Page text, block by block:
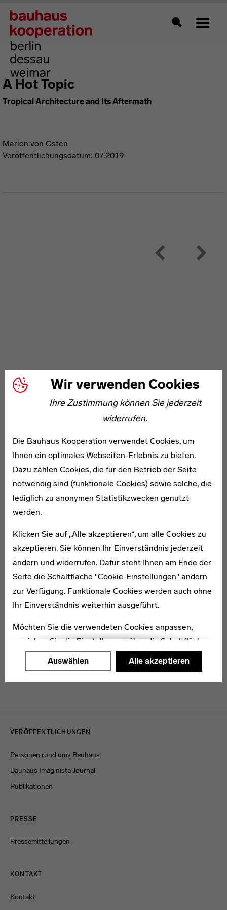
Wir verwenden Cookies
Ihre Zustimmung können Sie jederzeit
widerrufen.
Die Bauhaus Kooperation verwendet Cookies, um
Ihnen ein optimales Webseiten-Erlebnis zu bieten.
Dazu zählen Cookies, die für den Betrieb der Seite
notwendig sind (funktionale Cookies) sowie solche, die
lediglich zu anonymen Statistikzwecken genutzt
werden.
Klicken Sie auf „Alle akzeptieren“, um alle Cookies zu
akzeptieren. Sie können Ihr Einverständnis jederzeit
ändern und widerrufen. Dafür steht Ihnen am Ende der
Seite die Schaltfläche "Cookie-Einstellungen" ändern
zur Verfügung. Funktionale Cookies werden auch ohne
Ihr Einverständnis weiterhin ausgeführt.
Möchten Sie die verwendeten Cookies anpassen,
erreichen Sie die Einstellungen über die Schaltfläche
"Auswählen".
Auswählen Alle akzeptieren
Zeigt
A Hot Topic
Tropical Architecture and Its Aftermath
Marion von Osten
Veröffentlichungsdatum: 07.2019
A Virtual Cosmopolis
VERÖFFENTLICHUNGEN
Personen rund ums Bauhaus
Bauhaus Imaginista Journal
Publikationen
PRESSE
Pressemitteilungen
KONTAKT
Kontakt